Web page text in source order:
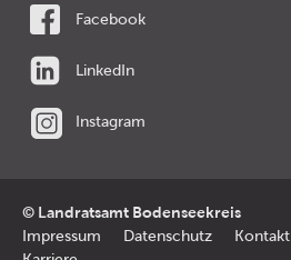
Facebook
LinkedIn
Instagram
© Landratsamt Bodenseekreis
Impressum Datenschutz Kontakt